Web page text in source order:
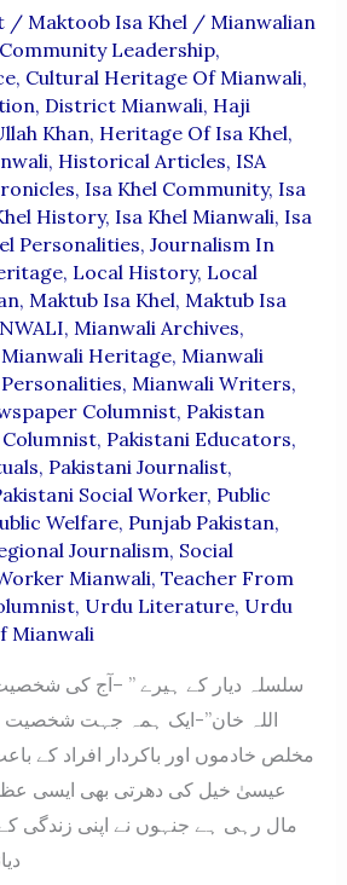
/ Maktoob Isa Khel/ Mianwalian
Community Leadership,
, Cultural Heritage Of Mianwali,
, District Mianwali, Haji
Khan, Heritage Of Isa Khel,
, Historical Articles, ISA
, Isa Khel Community, Isa
History, Isa Khel Mianwali, Isa
Personalities, Journalism In
, Local History, Local
, Maktub Isa Khel, Maktub Isa
, Mianwali Archives,
Mianwali Heritage, Mianwali
, Mianwali Writers,
Columnist, Pakistan
, Pakistani Educators,
, Pakistani Journalist,
Social Worker, Public
Welfare, Punjab Pakistan,
Journalism, Social
Mianwali, Teacher From
, Urdu Literature, Urdu
Mianwali
اللہ خان”-ایک ہمہ جہت شخصیت
مخلص خادموں اور باکردار افراد کے
عیسیٰ خیل کی دھرتی بھی ایسی
مال رہی ہے جنہوں نے اپنی زندگی